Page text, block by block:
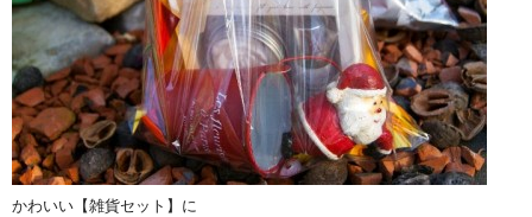
かわいい【雑貨セット】に